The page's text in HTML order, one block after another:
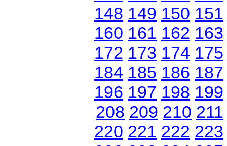
148 149 150 151
160 161 162 163
172 173 174 175
184 185 186 187
196 197 198 199
208 209 210 211
220 221 222 223